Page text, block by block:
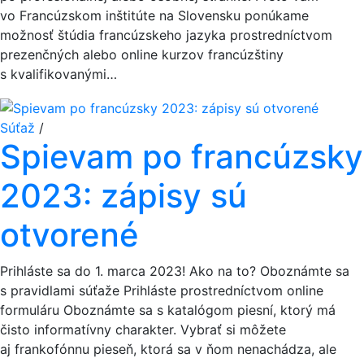
vo Francúzskom inštitúte na Slovensku ponúkame
možnosť štúdia francúzskeho jazyka prostredníctvom
prezenčných alebo online kurzov francúzštiny
s kvalifikovanými…
Súťaž /
Spievam po francúzsky
2023: zápisy sú
otvorené
Prihláste sa do 1. marca 2023! Ako na to? Oboznámte sa
s pravidlami súťaže Prihláste prostredníctvom online
formuláru Oboznámte sa s katalógom piesní, ktorý má
čisto informatívny charakter. Vybrať si môžete
aj frankofónnu pieseň, ktorá sa v ňom nenachádza, ale